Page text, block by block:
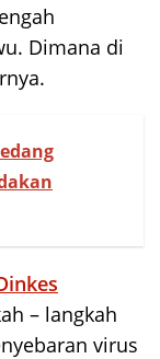
Dimana di
– langkah
virus